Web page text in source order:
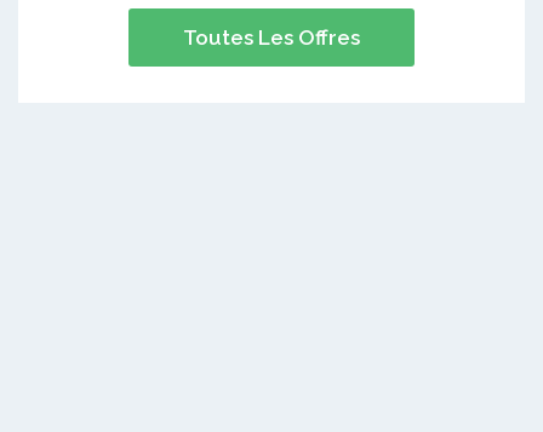
Toutes Les Offres